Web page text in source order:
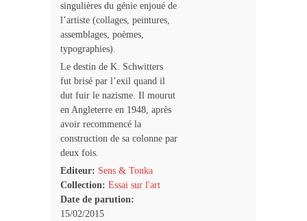
singulières du génie enjoué de
l’artiste (collages, peintures,
assemblages, poèmes,
typographies).
Le destin de K. Schwitters
fut brisé par l’exil quand il
dut fuir le nazisme. Il mourut
en Angleterre en 1948, après
avoir recommencé la
construction de sa colonne par
deux fois.
Editeur: Sens & Tonka
Collection: Essai sur l'art
Date de parution:
15/02/2015